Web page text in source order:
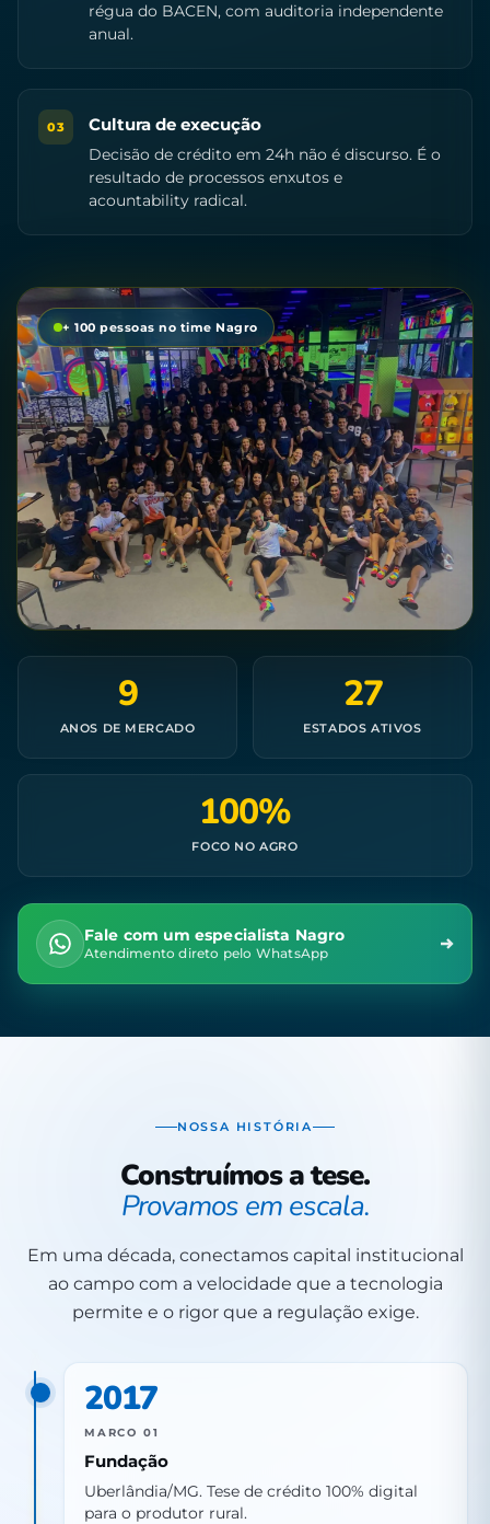
régua do BACEN, com auditoria independente
anual.
03 Cultura de execução
Decisão de crédito em 24h não é discurso. É o
resultado de processos enxutos e
acountability radical.
+ 100 pessoas no time Nagro
9
ANOS DE MERCADO
27
ESTADOS ATIVOS
100%
FOCO NO AGRO
Fale com um especialista Nagro
Atendimento direto pelo WhatsApp
NOSSA HISTÓRIA
Construímos a tese.
Provamos em escala.
Em uma década, conectamos capital institucional
ao campo com a velocidade que a tecnologia
permite e o rigor que a regulação exige.
2017
MARCO 01
Fundação
Uberlândia/MG. Tese de crédito 100% digital
para o produtor rural.